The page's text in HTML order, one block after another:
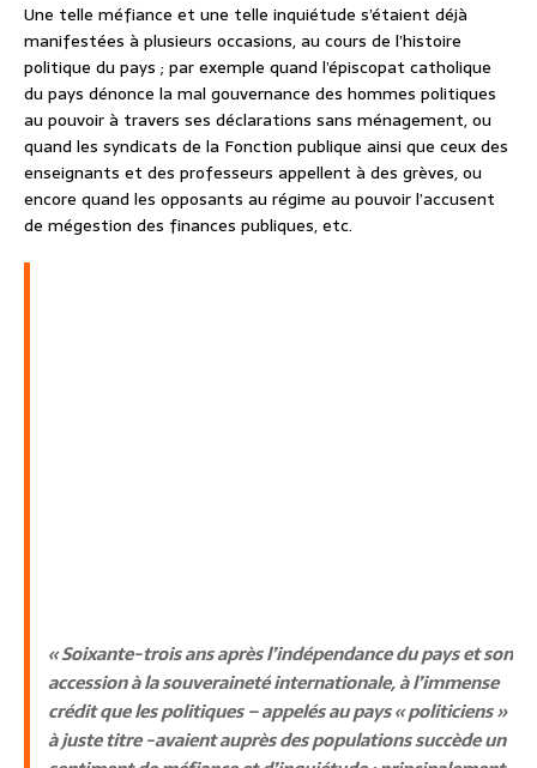
Une telle méfiance et une telle inquiétude s’étaient déjà
manifestées à plusieurs occasions, au cours de l’histoire
politique du pays ; par exemple quand l’épiscopat catholique
du pays dénonce la mal gouvernance des hommes politiques
au pouvoir à travers ses déclarations sans ménagement, ou
quand les syndicats de la Fonction publique ainsi que ceux des
enseignants et des professeurs appellent à des grèves, ou
encore quand les opposants au régime au pouvoir l’accusent
de mégestion des finances publiques, etc.
« Soixante-trois ans après l’indépendance du pays et son
accession à la souveraineté internationale, à l’immense
crédit que les politiques – appelés au pays « politiciens »
à juste titre -avaient auprès des populations succède un